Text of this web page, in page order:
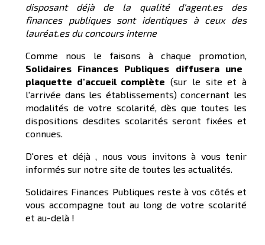
disposant déjà de la qualité d'agent.es des
finances publiques sont identiques à ceux des
lauréat.es du concours interne
Comme nous le faisons à chaque promotion,
Solidaires Finances Publiques diffusera une
plaquette d'accueil complète (sur le site et à
l'arrivée dans les établissements) concernant les
modalités de votre scolarité, dès que toutes les
dispositions desdites scolarités seront fixées et
connues.
D'ores et déjà , nous vous invitons à vous tenir
informés sur notre site de toutes les actualités.
Solidaires Finances Publiques reste à vos côtés et
vous accompagne tout au long de votre scolarité
et au-delà !